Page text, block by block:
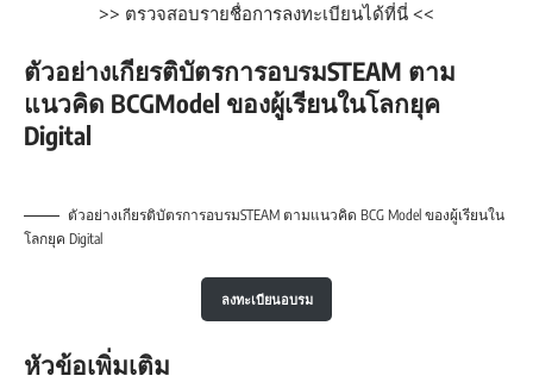
>> ตรวจสอบรายชื่อการลงทะเบียนได้ที่นี่ <<
ตัวอย่างเกียรติบัตรการอบรมSTEAM ตาม
แนวคิด BCGModel ของผู้เรียนในโลกยุค
Digital
ตัวอย่างเกียรติบัตรการอบรมSTEAM ตามแนวคิด BCG Model ของผู้เรียนใน
โลกยุค Digital
ลงทะเบียนอบรม
หัวข้อเพิ่มเติม